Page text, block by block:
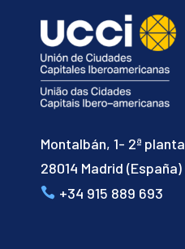
Montalbán, 1- 2ª planta
28014 Madrid (España)
+34 915 889 693